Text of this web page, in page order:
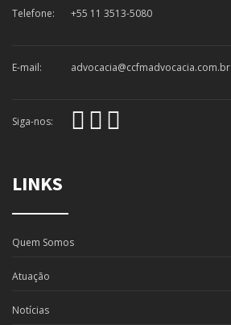
Telefone: +55 11 3513-5080
E-mail: advocacia@ccfmadvocacia.com.br
Siga-nos:
LINKS
Quem Somos
Atuação
Notícias